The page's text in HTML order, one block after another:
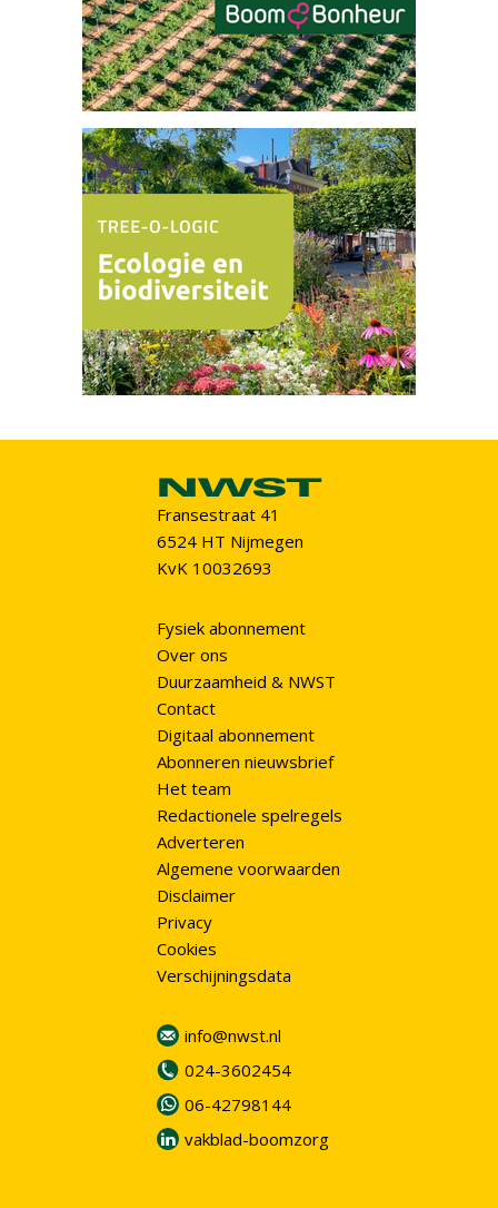
Fransestraat 41
6524 HT Nijmegen
KvK 10032693
Fysiek abonnement
Over ons
Duurzaamheid & NWST
Contact
Digitaal abonnement
Abonneren nieuwsbrief
Het team
Redactionele spelregels
Adverteren
Algemene voorwaarden
Disclaimer
Privacy
Cookies
Verschijningsdata
info@nwst.nl
024-3602454
06-42798144
vakblad-boomzorg